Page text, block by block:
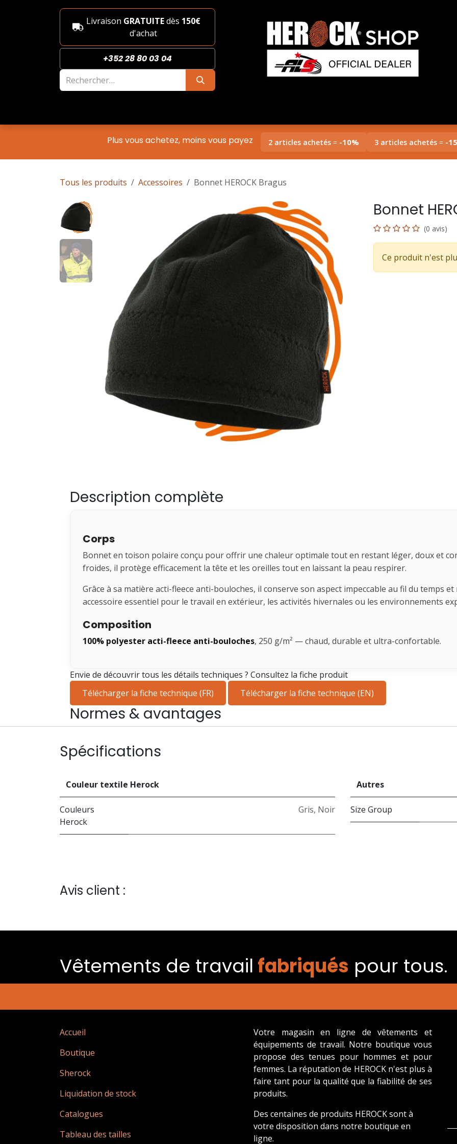
Se rendre au contenu
Livraison GRATUITEdès 150€
d'achat
+352 28 80 03 04
Plus vous achetez, moins vous payez 2 articles achetés = -10% 3 articles achetés = -
Tous les produits Accessoires Bonnet HEROCK Bragus
Bonnet
(0 avis)
Ce produit n'est
Description complète
Corps
Bonnet en toison polaire conçu pour offrir une chaleur optimale tout en restant léger, doux et
froides, il protège efficacement la tête et les oreilles tout en laissant la peau respirer.
Grâce à sa matière acti-fleece anti-bouloches, il conserve son aspect impeccable au fil du temps
accessoire essentiel pour le travail en extérieur, les activités hivernales ou les environnements
Composition
100% polyester acti-fleece anti-bouloches, 250 g/m² — chaud, durable et ultra-confortable.
Envie de découvrir tous les détails techniques ? Consultez la fiche produit
Télécharger la fiche technique (FR)
Télécharger la fiche technique (EN)
Normes & avantages
Spécifications
Couleur textile Herock
Couleurs
Herock
Gris, Noir
Autres
Size Group
Avis client :
Vêtements de travail fabriqués​ pour tous.
Accueil
Boutique
Sherock
Liquidation de stock
Catalogues
Tableau des tailles
Votre magasin en ligne de vêtements et
équipements de travail. Notre boutique vous
propose des tenues pour hommes et pour
femmes. La réputation de HEROCK n'est plus à
faire tant pour la qualité que la fiabilité de ses
produits.
Des centaines de produits HEROCK sont à
votre disposition dans notre boutique en
ligne.